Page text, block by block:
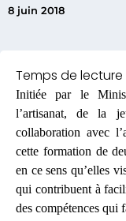
8 juin 2018
Initiée par le
l’artisanat, de la
collaboration avec
cette formation de
en ce sens qu’elles
qui contribuent à
des compétences qui